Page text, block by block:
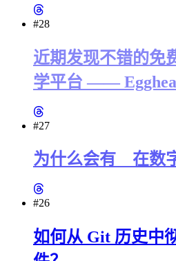
#28
近期发现不错的免
学平台 ——
#27
为什么会有 _ 在数
#26
如何从 Git 历史中